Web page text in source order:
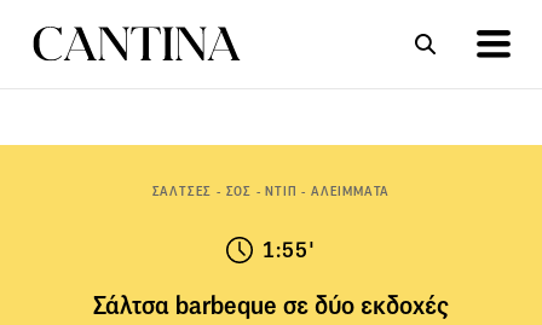
ΣΑΛΤΣΕΣ - ΣΟΣ - ΝΤΙΠ - ΑΛΕΙΜΜΑΤΑ
1:55'
Σάλτσα barbeque σε δύο εκδοχές